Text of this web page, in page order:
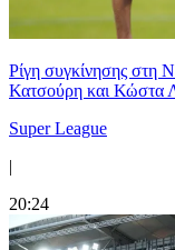
Ρίγη συγκίνησης στη
Κατσούρη και Κώστα
Super League
|
20:24